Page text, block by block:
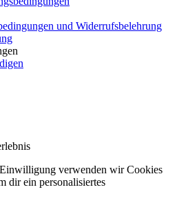
und Widerrufsbelehrung
verwenden wir Cookies
dir ein personalisiertes